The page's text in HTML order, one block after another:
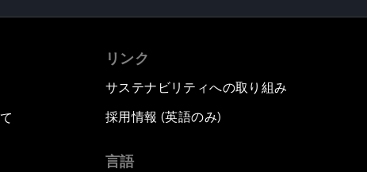
リンク
サステナビリティへの取り組み
採用情報 (英語のみ)
言語